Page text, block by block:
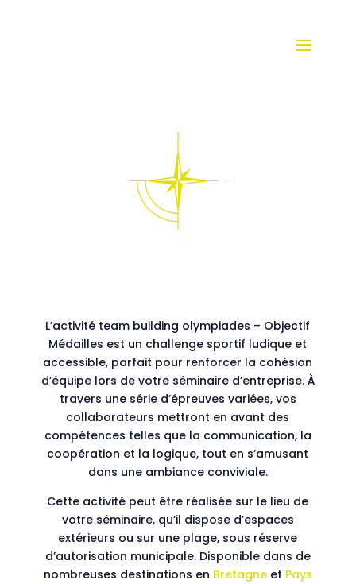
L’activité team building olympiades – Objectif
Médailles est un challenge sportif ludique et
accessible, parfait pour renforcer la cohésion
d’équipe lors de votre séminaire d’entreprise. À
travers une série d’épreuves variées, vos
collaborateurs mettront en avant des
compétences telles que la communication, la
coopération et la logique, tout en s’amusant
dans une ambiance conviviale.
Cette activité peut être réalisée sur le lieu de
votre séminaire, qu’il dispose d’espaces
extérieurs ou sur une plage, sous réserve
d’autorisation municipale. Disponible dans de
nombreuses destinations en Bretagneet Pays